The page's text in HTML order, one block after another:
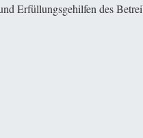
Erfüllungsgehilfen des